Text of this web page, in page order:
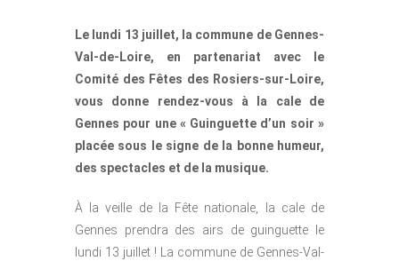
Le lundi 13 juillet, la commune de Gennes-
Val-de-Loire, en partenariat avec le
Comité des Fêtes des Rosiers-sur-Loire,
vous donne rendez-vous à la cale de
Gennes pour une « Guinguette d’un soir »
placée sous le signe de la bonne humeur,
des spectacles et de la musique.
À la veille de la Fête nationale, la cale de
Gennes prendra des airs de guinguette le
lundi 13 juillet ! La commune de Gennes-Val-